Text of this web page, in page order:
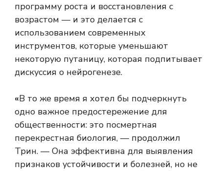
программу роста и восстановления с
возрастом — и это делается с
использованием современных
инструментов, которые уменьшают
некоторую путаницу, которая подпитывает
дискуссия о нейрогенезе.
«В то же время я хотел бы подчеркнуть
одно важное предостережение для
общественности: это посмертная
перекрестная биология, — продолжил
Трин. — Она эффективна для выявления
признаков устойчивости и болезней, но не